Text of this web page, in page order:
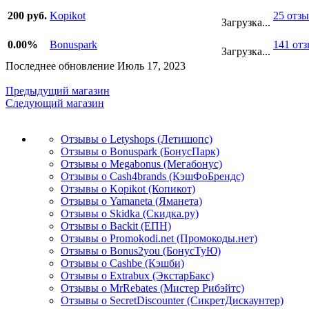
200 руб. Kopikot
Загрузка...
25
0.00% Bonuspark
Загрузка...
141
Последнее обновление Июль 17, 2023
Предыдущий магазин
Следующий магазин
Отзывы о Letyshops (Летишопс)
Отзывы о Bonuspark (БонусПарк)
Отзывы о Megabonus (Мегабонус)
Отзывы о Cash4brands (КэшФоБрендс)
Отзывы о Kopikot (Копикот)
Отзывы о Yamaneta (Яманета)
Отзывы о Skidka (Скидка.ру)
Отзывы о Backit (ЕПН)
Отзывы о Promokodi.net (Промокоды.нет)
Отзывы о Bonus2you (БонусТуЮ)
Отзывы о Cashbe (Кэшби)
Отзывы о Extrabux (ЭкстарБакс)
Отзывы о MrRebates (Мистер Рибэйтс)
Отзывы о SecretDiscounter (СикретДискаунтер)